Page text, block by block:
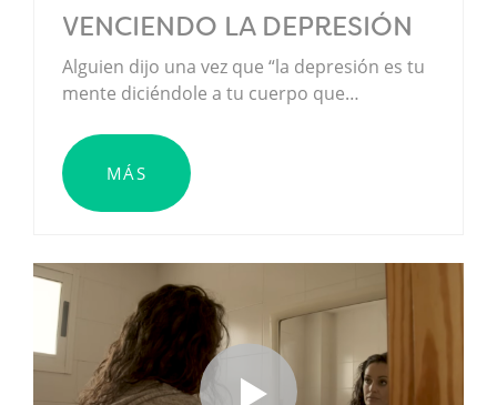
VENCIENDO LA DEPRESIÓN
Alguien dijo una vez que “la depresión es tu
mente diciéndole a tu cuerpo que…
MÁS